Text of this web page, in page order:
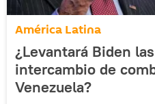
América Latina
¿Levantará Biden
intercambio de
Venezuela?